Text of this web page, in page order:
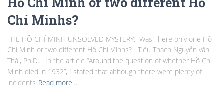
Chí Minhs?
THE HỒ CHÍ MINH UNSOLVED MYSTERY: Was There only one Hồ
Chí Minh or two different Hồ Chí Minhs? Tiểu Thạch Nguyễn văn
Thái, Ph.D. In the article “Around the question of whether Hồ Chí
Minh died in 1932”, I stated that although there were plenty of
incidents Read more…